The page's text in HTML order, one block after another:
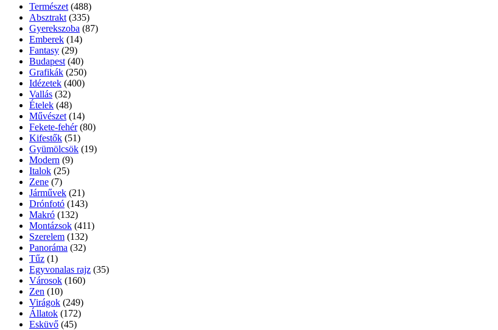
Természet (488)
Absztrakt (335)
Gyerekszoba (87)
Emberek (14)
Fantasy (29)
Budapest (40)
Grafikák (250)
Idézetek (400)
Vallás (32)
Ételek (48)
Művészet (14)
Fekete-fehér (80)
Kifestők (51)
Gyümölcsök (19)
Modern (9)
Italok (25)
Zene (7)
Járművek (21)
Drónfotó (143)
Makró (132)
Montázsok (411)
Szerelem (132)
Panoráma (32)
Tűz (1)
Egyvonalas rajz (35)
Városok (160)
Zen (10)
Virágok (249)
Állatok (172)
Esküvő (45)